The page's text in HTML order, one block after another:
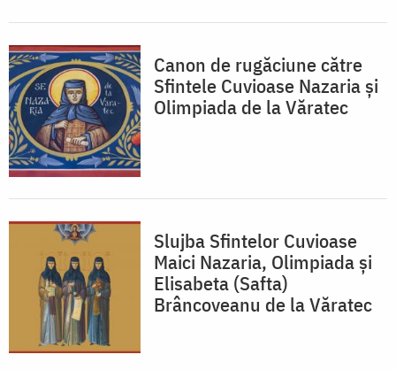
Canon de rugăciune către
Sfintele Cuvioase Nazaria și
Olimpiada de la Văratec
Slujba Sfintelor Cuvioase
Maici Nazaria, Olimpiada și
Elisabeta (Safta)
Brâncoveanu de la Văratec